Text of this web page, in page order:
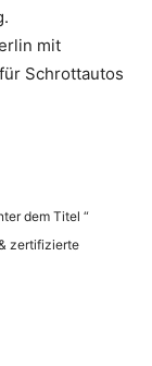
mit
Schrottautos
dem Titel “
zertifizierte